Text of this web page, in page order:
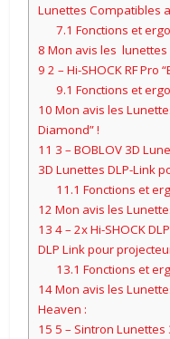
Lunettes Compatibles
7.1 Fonctions et
8 Mon avis les lunettes
9 2 – Hi-SHOCK RF Pro
9.1 Fonctions et
10 Mon avis les
Diamond” !
11 3 – BOBLOV 3D
3D Lunettes DLP-Link
11.1 Fonctions et
12 Mon avis les
13 4 – 2x Hi-SHOCK
DLP Link pour
13.1 Fonctions et
14Mon avis les
Heaven :
15 5 – Sintron Lunettes